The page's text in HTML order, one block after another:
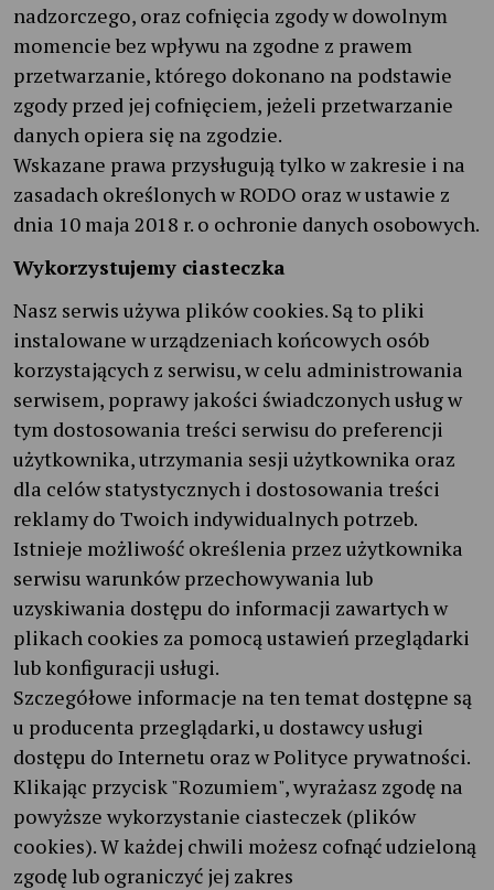
nadzorczego, oraz cofnięcia zgody w dowolnym
momencie bez wpływu na zgodne z prawem
przetwarzanie, którego dokonano na podstawie
zgody przed jej cofnięciem, jeżeli przetwarzanie
danych opiera się na zgodzie.
Wskazane prawa przysługują tylko w zakresie i na
zasadach określonych w RODO oraz w ustawie z
dnia 10 maja 2018 r. o ochronie danych osobowych.
Wykorzystujemy ciasteczka
Nasz serwis używa plików cookies. Są to pliki
instalowane w urządzeniach końcowych osób
korzystających z serwisu, w celu administrowania
serwisem, poprawy jakości świadczonych usług w
tym dostosowania treści serwisu do preferencji
użytkownika, utrzymania sesji użytkownika oraz
dla celów statystycznych i dostosowania treści
reklamy do Twoich indywidualnych potrzeb.
Istnieje możliwość określenia przez użytkownika
serwisu warunków przechowywania lub
uzyskiwania dostępu do informacji zawartych w
plikach cookies za pomocą ustawień przeglądarki
lub konfiguracji usługi.
Szczegółowe informacje na ten temat dostępne są
u producenta przeglądarki, u dostawcy usługi
dostępu do Internetu oraz w Polityce prywatności.
Klikając przycisk "Rozumiem", wyrażasz zgodę na
powyższe wykorzystanie ciasteczek (plików
cookies). W każdej chwili możesz cofnąć udzieloną
zgodę lub ograniczyć jej zakres